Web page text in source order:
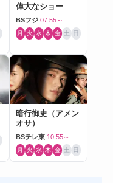
偉大なショー
BSフジ 07:55～
月 火 水 木 金 土 日
暗行御史（アメン
オサ）
BSテレ東 10:55～
月 火 水 木 金 土 日